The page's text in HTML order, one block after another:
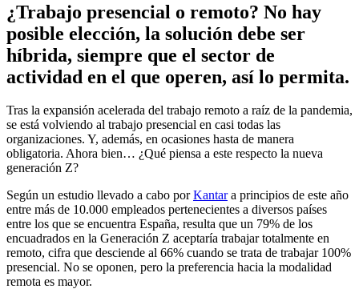
¿Trabajo presencial o remoto? No hay
posible elección, la solución debe ser
híbrida, siempre que el sector de
actividad en el que operen, así lo permita.
Tras la expansión acelerada del trabajo remoto a raíz de la pandemia,
se está volviendo al trabajo presencial en casi todas las
organizaciones. Y, además, en ocasiones hasta de manera
obligatoria. Ahora bien… ¿Qué piensa a este respecto la nueva
generación Z?
Según un estudio llevado a cabo porKantara principios de este año
entre más de 10.000 empleados pertenecientes a diversos países
entre los que se encuentra España, resulta que un 79% de los
encuadrados en la Generación Z aceptaría trabajar totalmente en
remoto, cifra que desciende al 66% cuando se trata de trabajar 100%
presencial. No se oponen, pero la preferencia hacia la modalidad
remota es mayor.